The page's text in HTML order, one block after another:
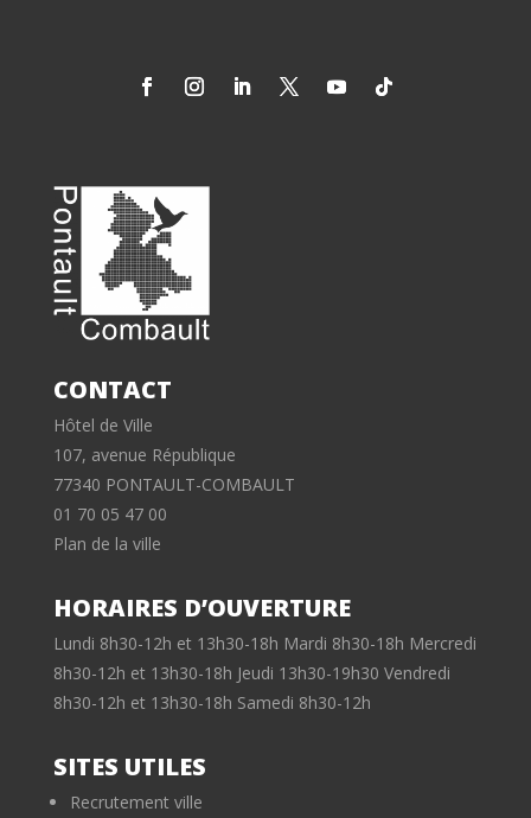
CONTACT
Hôtel de Ville
107, avenue République
77340 PONTAULT-COMBAULT
01 70 05 47 00
Plan de la ville
HORAIRES D’OUVERTURE
Lundi 8h30-12h et 13h30-18h Mardi 8h30-18h Mercredi
8h30-12h et 13h30-18h Jeudi 13h30-19h30 Vendredi
8h30-12h et 13h30-18h Samedi 8h30-12h
SITES UTILES
Recrutement ville